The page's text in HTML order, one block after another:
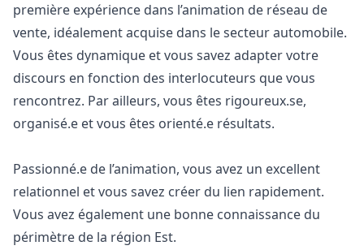
première expérience dans l’animation de réseau de
vente, idéalement acquise dans le secteur automobile.
Vous êtes dynamique et vous savez adapter votre
discours en fonction des interlocuteurs que vous
rencontrez. Par ailleurs, vous êtes rigoureux.se,
organisé.e et vous êtes orienté.e résultats.
Passionné.e de l’animation, vous avez un excellent
relationnel et vous savez créer du lien rapidement.
Vous avez également une bonne connaissance du
périmètre de la région Est.